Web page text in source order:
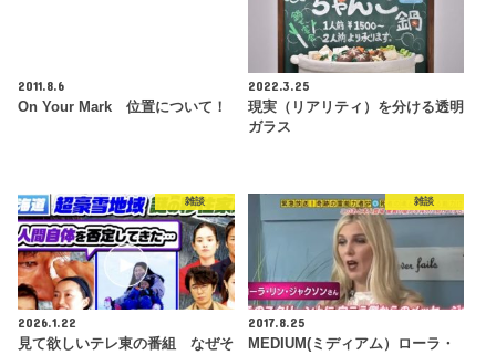
2011.8.6
On Your Mark 位置について！
2022.3.25
現実（リアリティ）を分ける透明
ガラス
雑談
2026.1.22
見て欲しいテレ東の番組 なぜそ
雑談
2017.8.25
MEDIUM(ミディアム）ローラ・